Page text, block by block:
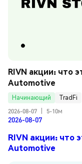
RIVN акции: что
Automotive
Начинающий
TradFi
2026-08-07
5-10м
2026-08-07
RIVN акции: что
Automotive